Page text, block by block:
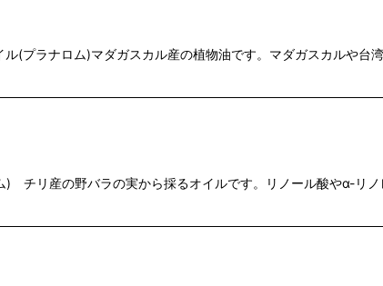
(プラナロム)マダガスカル産の植物油です。マダガスカルや
チリ産の野バラの実から採るオイルです。リノール酸やα-リ